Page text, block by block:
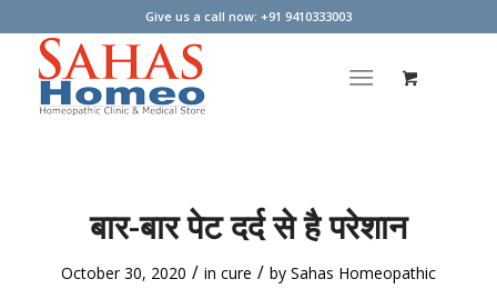
Give us a call now: +91 9410333003
बार-बार पेट दर्द से है परेशान
October 30, 2020 / in cure / by Sahas Homeopathic